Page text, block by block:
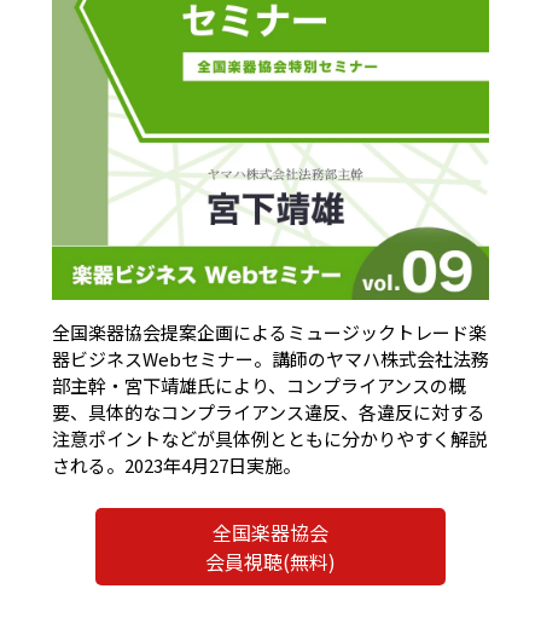
全国楽器協会提案企画によるミュージックトレード楽
器ビジネスWebセミナー。講師のヤマハ株式会社法務
部主幹・宮下靖雄氏により、コンプライアンスの概
要、具体的なコンプライアンス違反、各違反に対する
注意ポイントなどが具体例とともに分かりやすく解説
される。2023年4月27日実施。
全国楽器協会
会員視聴(無料)